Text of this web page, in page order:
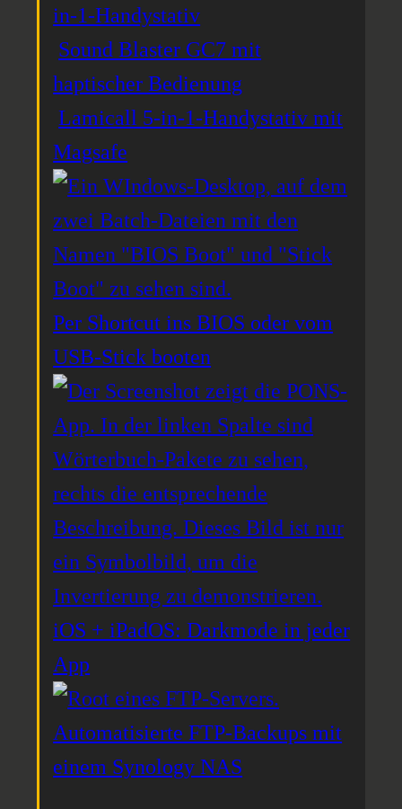
in-1-Handystativ
Sound Blaster GC7 mit
haptischer Bedienung
Lamicall 5-in-1-Handystativ mit
Magsafe
Per Shortcut ins BIOS oder vom
USB-Stick booten
iOS + iPadOS: Darkmode in jeder
App
Automatisierte FTP-Backups mit
einem Synology NAS